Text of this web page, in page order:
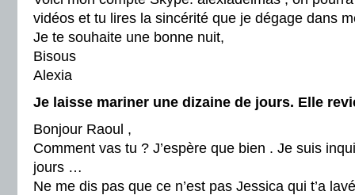
vidéos et tu lires la sincérité que je dégage dans
Je te souhaite une bonne nuit,
Bisous
Alexia
Je laisse mariner une dizaine de jours. Elle
Bonjour Raoul ,
Comment vas tu ? J’espère que bien . Je suis
jours …
Ne me dis pas que ce n’est pas Jessica qui t’a